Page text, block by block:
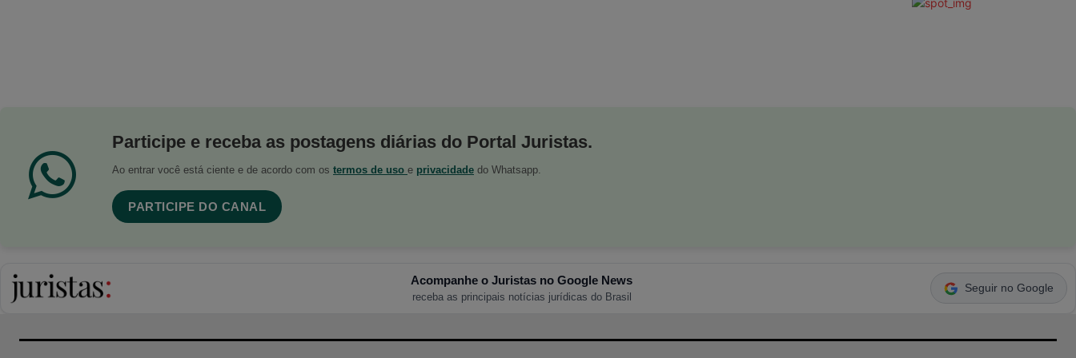
Participe e receba as postagens diárias do Portal Juristas.
Ao entrar você está ciente e de acordo com os termos de uso e privacidade do Whatsapp.
PARTICIPE DO CANAL
Acompanhe o Juristas no Google News
receba as principais notícias jurídicas do Brasil
Seguir no Google